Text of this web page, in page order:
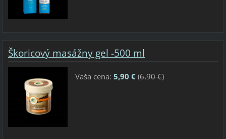
Škoricový masážny gel -500 ml
Vaša cena: 5,90 €(6,90 €)